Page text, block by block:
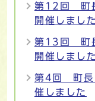
第12回 町
開催しました
第13回 町
開催しました
第4回 町長
催しました